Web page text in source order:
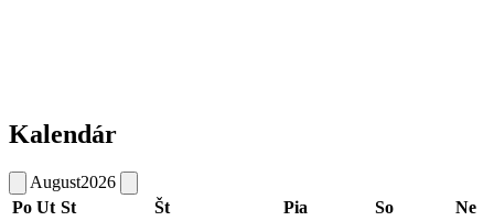
Kalendár
August2026
Po Ut St Št Pia So Ne